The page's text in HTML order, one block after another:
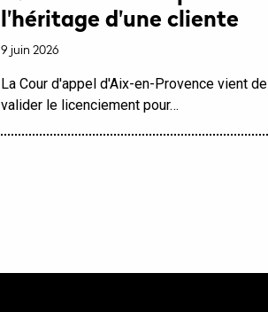
l'héritage d'une cliente
9 juin 2026
La Cour d'appel d'Aix-en-Provence vient de
valider le licenciement pour…